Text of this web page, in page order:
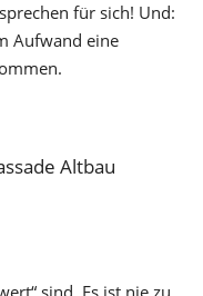
für sich! Und:
Aufwand eine
sind. Es ist nie zu